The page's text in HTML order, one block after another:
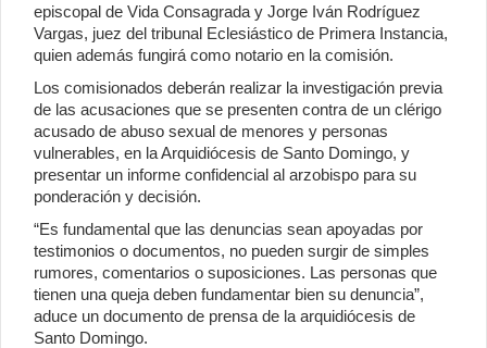
episcopal de Vida Consagrada y Jorge Iván Rodríguez
Vargas, juez del tribunal Eclesiástico de Primera Instancia,
quien además fungirá como notario en la comisión.
Los comisionados deberán realizar la investigación previa
de las acusaciones que se presenten contra de un clérigo
acusado de abuso sexual de menores y personas
vulnerables, en la Arquidiócesis de Santo Domingo, y
presentar un informe confidencial al arzobispo para su
ponderación y decisión.
“Es fundamental que las denuncias sean apoyadas por
testimonios o documentos, no pueden surgir de simples
rumores, comentarios o suposiciones. Las personas que
tienen una queja deben fundamentar bien su denuncia”,
aduce un documento de prensa de la arquidiócesis de
Santo Domingo.